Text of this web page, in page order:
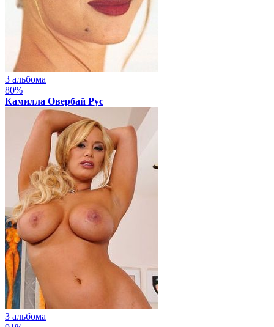
3 альбома
80%
Камилла Овербай Рус
3 альбома